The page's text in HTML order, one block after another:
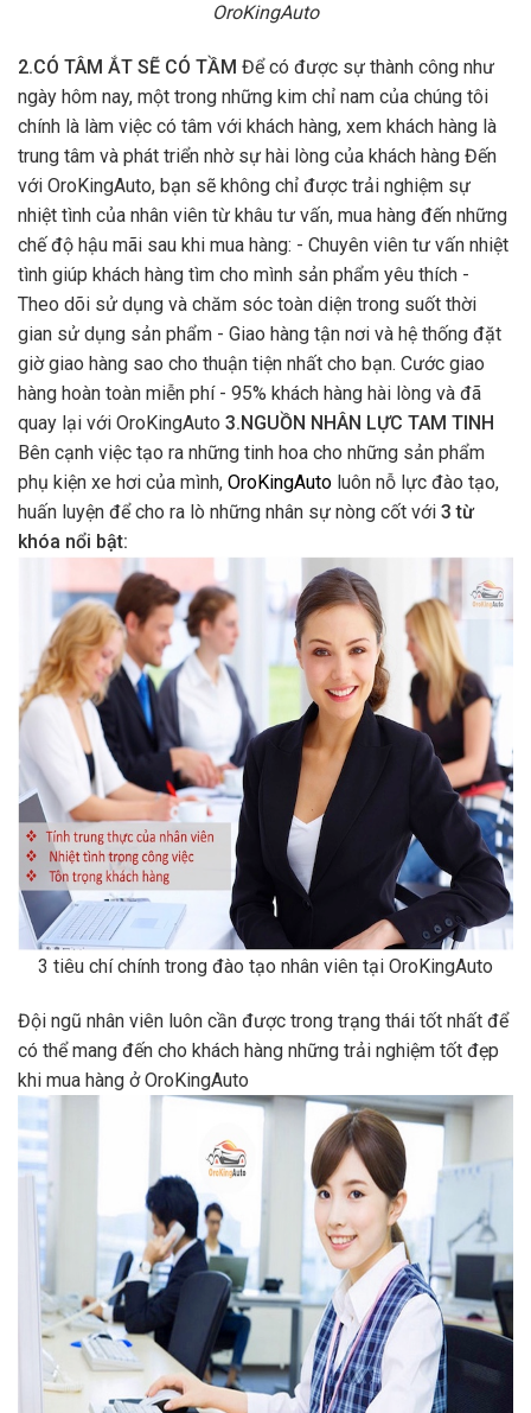
OroKingAuto
2.CÓ TÂM ẮT SẼ CÓ TẦM Để có được sự thành công như
ngày hôm nay, một trong những kim chỉ nam của chúng tôi
chính là làm việc có tâm với khách hàng, xem khách hàng là
trung tâm và phát triển nhờ sự hài lòng của khách hàng Đến
với OroKingAuto, bạn sẽ không chỉ được trải nghiệm sự
nhiệt tình của nhân viên từ khâu tư vấn, mua hàng đến những
chế độ hậu mãi sau khi mua hàng: - Chuyên viên tư vấn nhiệt
tình giúp khách hàng tìm cho mình sản phẩm yêu thích -
Theo dõi sử dụng và chăm sóc toàn diện trong suốt thời
gian sử dụng sản phẩm - Giao hàng tận nơi và hệ thống đặt
giờ giao hàng sao cho thuận tiện nhất cho bạn. Cước giao
hàng hoàn toàn miễn phí - 95% khách hàng hài lòng và đã
quay lại với OroKingAuto 3.NGUỒN NHÂN LỰC TAM TINH
Bên cạnh việc tạo ra những tinh hoa cho những sản phẩm
phụ kiện xe hơi của mình, OroKingAuto luôn nỗ lực đào tạo,
huấn luyện để cho ra lò những nhân sự nòng cốt với 3 từ
khóa nổi bật:
3 tiêu chí chính trong đào tạo nhân viên tại OroKingAuto
Đội ngũ nhân viên luôn cần được trong trạng thái tốt nhất để
có thể mang đến cho khách hàng những trải nghiệm tốt đẹp
khi mua hàng ở OroKingAuto